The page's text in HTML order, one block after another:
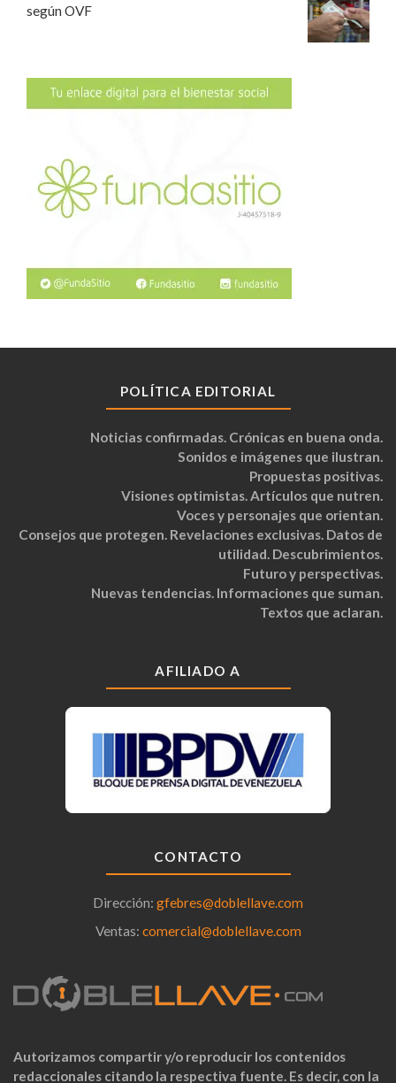
según OVF
POLÍTICA EDITORIAL
Noticias confirmadas. Crónicas en buena onda.
Sonidos e imágenes que ilustran.
Propuestas positivas.
Visiones optimistas. Artículos que nutren.
Voces y personajes que orientan.
Consejos que protegen. Revelaciones exclusivas. Datos de
utilidad. Descubrimientos.
Futuro y perspectivas.
Nuevas tendencias. Informaciones que suman.
Textos que aclaran.
AFILIADO A
CONTACTO
Dirección: gfebres@doblellave.com
Ventas: comercial@doblellave.com
Autorizamos compartir y/o reproducir los contenidos
redaccionales citando la respectiva fuente. Es decir, con la